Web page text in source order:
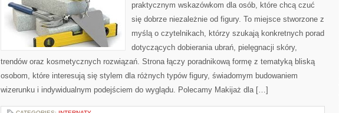
praktycznym wskazówkom dla osób, które chcą czuć
się dobrze niezależnie od figury. To miejsce stworzone z
myślą o czytelnikach, którzy szukają konkretnych porad
dotyczących dobierania ubrań, pielęgnacji skóry,
trendów oraz kosmetycznych rozwiązań. Strona łączy poradnikową formę z tematyką bliską
osobom, które interesują się stylem dla różnych typów figury, świadomym budowaniem
wizerunku i indywidualnym podejściem do wyglądu. Polecamy Makijaż dla […]